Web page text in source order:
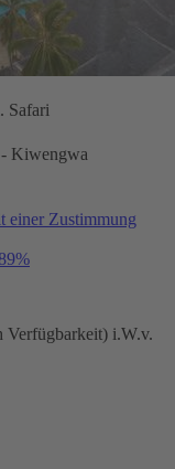
Safari
- Kiwengwa
einer Zustimmung
Verfügbarkeit) i.W.v.